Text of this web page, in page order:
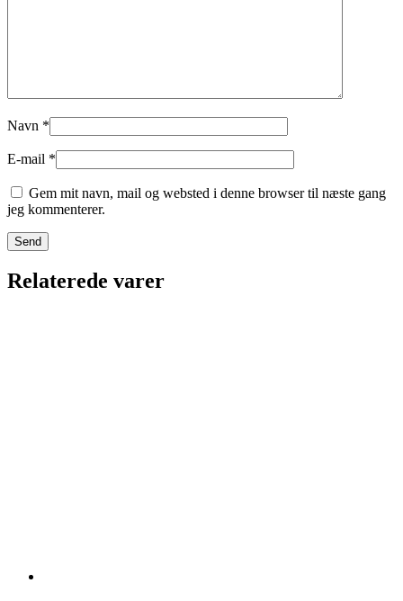
Navn *
E-mail *
Gem mit navn, mail og websted i denne browser til næste gang
jeg kommenterer.
Relaterede varer